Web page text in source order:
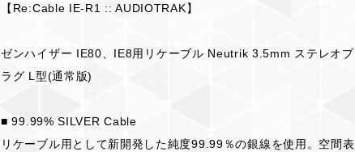
【Re:Cable IE-R1 :: AUDIOTRAK】
ゼンハイザー IE80、IE8用リケーブル Neutrik 3.5mm ステレオプ
ラグ L型(通常版)
■ 99.99% SILVER Cable
リケーブル用として新開発した純度99.99％の銀線を使用。空間表